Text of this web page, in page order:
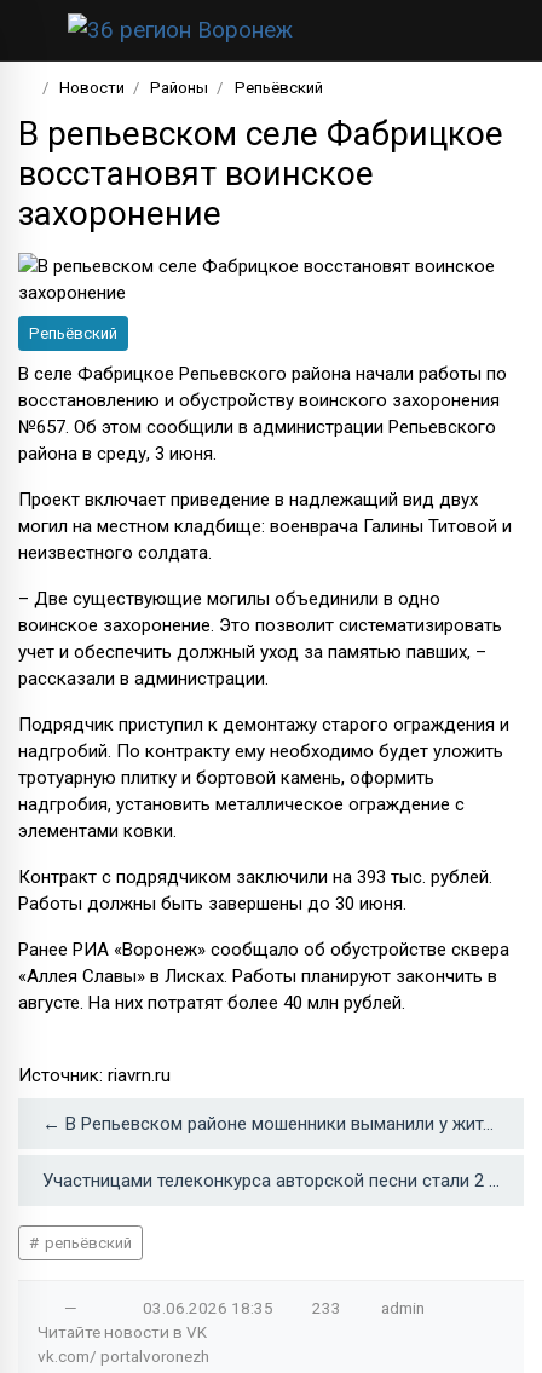
Новости Районы Репьёвский
В репьевском селе Фабрицкое
восстановят воинское
захоронение
Репьёвский
В селе Фабрицкое Репьевского района начали работы по
восстановлению и обустройству воинского захоронения
№657. Об этом сообщили в администрации Репьевского
района в среду, 3 июня.
Проект включает приведение в надлежащий вид двух
могил на местном кладбище: военврача Галины Титовой и
неизвестного солдата.
– Две существующие могилы объединили в одно
воинское захоронение. Это позволит систематизировать
учет и обеспечить должный уход за памятью павших, –
рассказали в администрации.
Подрядчик приступил к демонтажу старого ограждения и
надгробий. По контракту ему необходимо будет уложить
тротуарную плитку и бортовой камень, оформить
надгробия, установить металлическое ограждение с
элементами ковки.
Контракт с подрядчиком заключили на 393 тыс. рублей.
Работы должны быть завершены до 30 июня.
Ранее РИА «Воронеж» сообщало об обустройстве сквера
«Аллея Славы» в Лисках. Работы планируют закончить в
августе. На них потратят более 40 млн рублей.
Источник: riavrn.ru
← В Репьевском районе мошенники выманили у жителей более 650 тыс рублей
Участницами телеконкурса авторской песни стали 2 школьницы из Репьевки →
репьёвский
— 03.06.2026 18:35 233
admin
Читайте новости в VK
vk.com/ portalvoronezh